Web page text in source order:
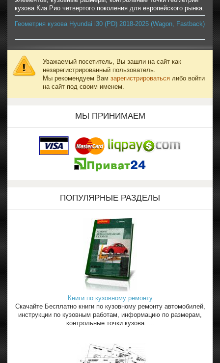
кузова Киа Рио четвертого поколения для европейского рынка.
Геометрия кузова Hyundai i30 (PD) 2018-2025 (Wagon, Fastback)
Уважаемый посетитель, Вы зашли на сайт как
незарегистрированный пользователь.
Мы рекомендуем Вам зарегистрироваться либо войти
на сайт под своим именем.
МЫ ПРИНИМАЕМ
ПОПУЛЯРНЫЕ РАЗДЕЛЫ
Книги по кузовному ремонту
Скачайте Бесплатно книги по кузовному ремонту автомобилей,
инструкции по кузовным работам, информацию по размерам,
контрольные точки кузова. ...